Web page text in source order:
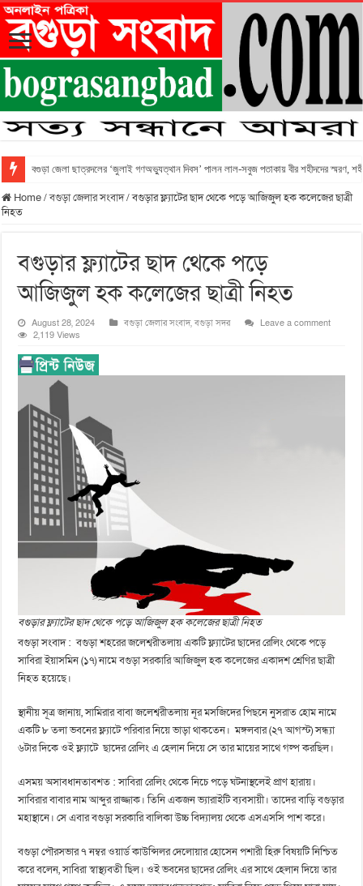
বগুড়া জেলা ছাত্রদলের ‘জুলাই গণঅভ্যুত্থান দিবস’ পালন লাল-সবুজ পতাকায় বীর শহীদদের স্মরণ, শহীদ
Home/বগুড়া জেলার সংবাদ/বগুড়ার ফ্ল্যাটের ছাদ থেকে পড়ে আজিজুল হক কলেজের ছাত্রী
নিহত
বগুড়ার ফ্ল্যাটের ছাদ থেকে পড়ে
আজিজুল হক কলেজের ছাত্রী নিহত
August 28, 2024 বগুড়া জেলার সংবাদ,বগুড়া সদর
Leave a comment
2,119 Views
বগুড়ার ফ্ল্যাটের ছাদ থেকে পড়ে আজিজুল হক কলেজের ছাত্রী নিহত
বগুড়া সংবাদ : বগুড়া শহরের জলেশ্বরীতলায় একটি ফ্ল্যাটের ছাদের রেলিং থেকে পড়ে
সাবিরা ইয়াসমিন (১৭) নামে বগুড়া সরকারি আজিজুল হক কলেজের একাদশ শ্রেণির ছাত্রী
নিহত হয়েছে।
স্থানীয় সূত্র জানায়, সামিরার বাবা জলেশ্বরীতলায় নূর মসজিদের পিছনে নুসরাত হোম নামে
একটি ৮ তলা ভবনের ফ্ল্যাটে পরিবার নিয়ে ভাড়া থাকতেন। মঙ্গলবার (২৭ আগস্ট) সন্ধ্যা
৬টার দিকে ওই ফ্ল্যাটে ছাদের রেলিং এ হেলান দিয়ে সে তার মায়ের সাথে গল্প করছিল।
এসময় অসাবধানতাবশত : সাবিরা রেলিং থেকে নিচে পড়ে ঘটনাস্থলেই প্রাণ হারায়।
সাবিরার বাবার নাম আব্দুর রাজ্জাক। তিনি একজন ভ্যারাইটি ব্যবসায়ী। তাদের বাড়ি বগুড়ার
মহাস্থানে। সে এবার বগুড়া সরকারি বালিকা উচ্চ বিদ্যালয় থেকে এসএসসি পাশ করে।
বগুড়া পৌরসভার ৭ নম্বর ওয়ার্ড কাউন্সিলর দেলোয়ার হোসেন পশারী হিরু বিষয়টি নিশ্চিত
করে বলেন, সাবিরা স্বাস্থ্যবতী ছিল। ওই ভবনের ছাদের রেলিং এর সাথে হেলান দিয়ে তার